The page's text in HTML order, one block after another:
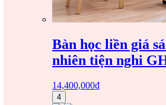
Bàn học liền giá
nhiên tiện nghi
14,400,000₫
4